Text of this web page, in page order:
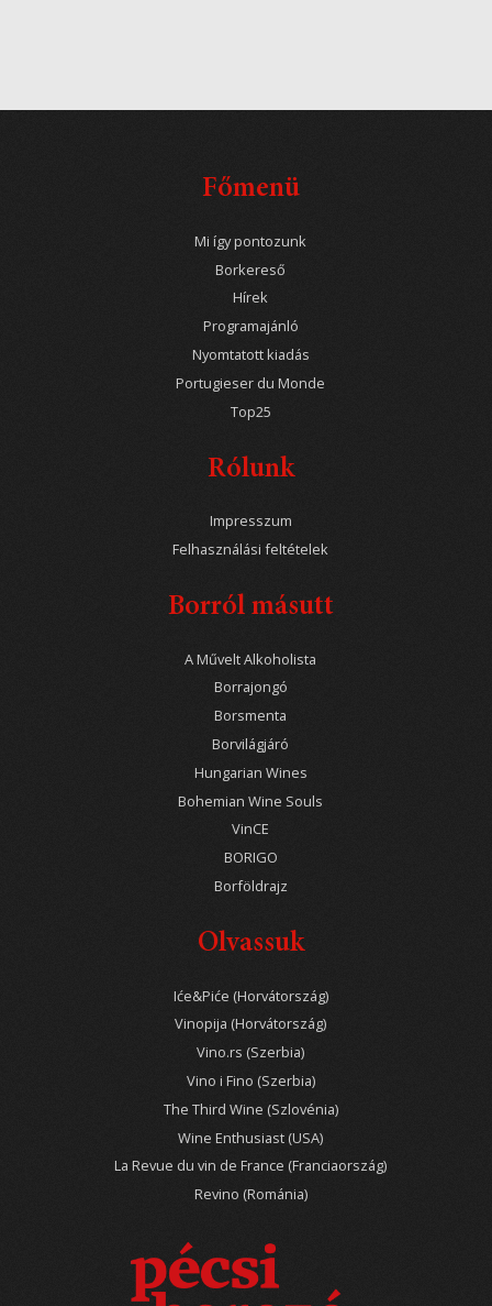
Főmenü
Mi így pontozunk
Borkereső
Hírek
Programajánló
Nyomtatott kiadás
Portugieser du Monde
Top25
Rólunk
Impresszum
Felhasználási feltételek
Borról másutt
A Művelt Alkoholista
Borrajongó
Borsmenta
Borvilágjáró
Hungarian Wines
Bohemian Wine Souls
VinCE
BORIGO
Borföldrajz
Olvassuk
Iće&Piće (Horvátország)
Vinopija (Horvátország)
Vino.rs (Szerbia)
Vino i Fino (Szerbia)
The Third Wine (Szlovénia)
Wine Enthusiast (USA)
La Revue du vin de France (Franciaország)
Revino (Románia)